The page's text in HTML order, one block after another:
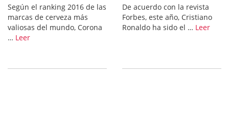
Según el ranking 2016 de las
marcas de cerveza más
valiosas del mundo, Corona
… Leer
De acuerdo con la revista
Forbes, este año, Cristiano
Ronaldo ha sido el … Leer